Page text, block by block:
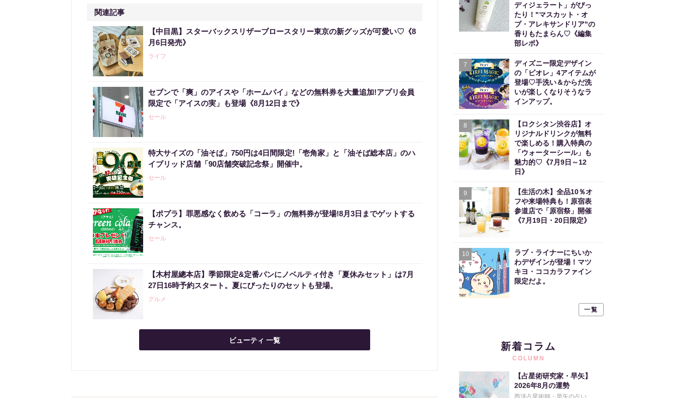
関連記事
【中目黒】スターバックスリザーブロースタリー東京の新グッズが可愛い♡《8
月6日発売》
ライフ
セブンで「爽」のアイスや「ホームパイ」などの無料券を大量追加!アプリ会員
限定で「アイスの実」も登場《8月12日まで》
セール
特大サイズの「油そば」750円は4日間限定!「壱角家」と「油そば総本店」のハ
イブリッド店舗「90店舗突破記念祭」開催中。
セール
【ポプラ】罪悪感なく飲める「コーラ」の無料券が登場!8月3日までゲットする
チャンス。
セール
【木村屋總本店】季節限定&定番パンにノベルティ付き「夏休みセット」は7月
27日16時予約スタート。夏にぴったりのセットも登場。
グルメ
ビューティ 一覧
ディジェラート」がぴっ
たり！"マスカット・オ
ブ・アレキサンドリア"の
香りもたまらん♡《編集
部レポ》
7
ディズニー限定デザイン
の「ビオレ」4アイテムが
登場♡手洗い＆からだ洗
いが楽しくなりそうなラ
インアップ。
8
【ロクシタン渋谷店】オ
リジナルドリンクが無料
で楽しめる！購入特典の
「ウォーターシール」も
魅力的♡《7月9日～12
日》
9
【生活の木】全品10％オ
フや来場特典も！原宿表
参道店で「原宿祭」開催
《7月19日・20日限定》
10
ラブ・ライナーにちいか
わデザインが登場！マツ
キヨ・ココカラファイン
限定だよ。
一覧
新着コラム
COLUMN
【占星術研究家・早矢】
2026年8月の運勢
西洋占星術師・早矢の占い